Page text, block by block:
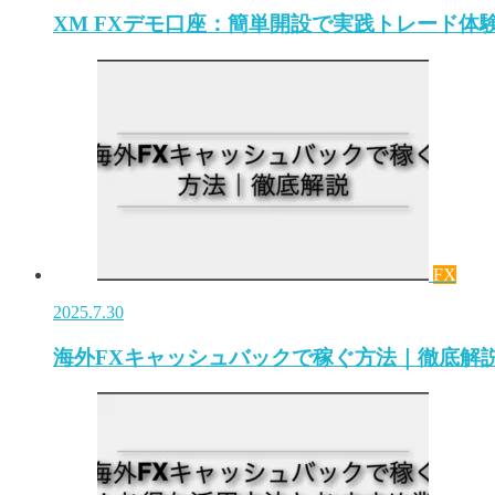
XM FXデモ口座：簡単開設で実践トレード体
FX
2025.7.30
海外FXキャッシュバックで稼ぐ方法｜徹底解